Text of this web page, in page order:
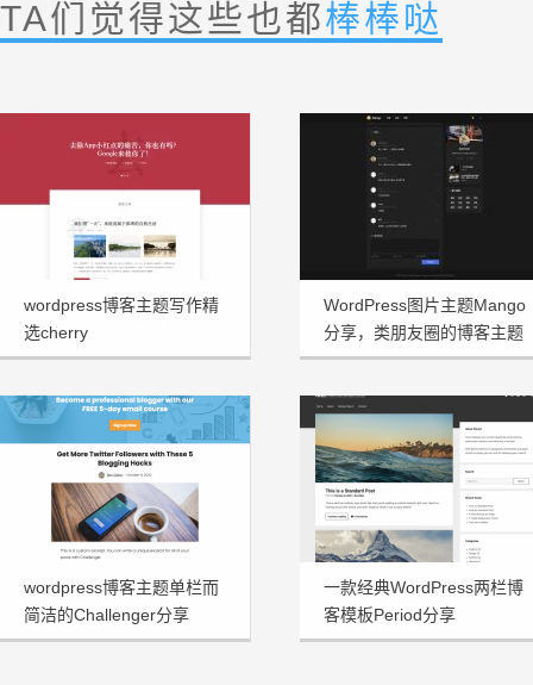
TA们觉得这些也都棒棒哒
wordpress博客主题写作精
选cherry
WordPress图片主题Mango
分享，类朋友圈的博客主题
wordpress博客主题单栏而
简洁的Challenger分享
一款经典WordPress两栏博
客模板Period分享